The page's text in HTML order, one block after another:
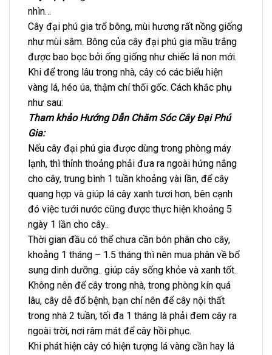
nhìn…
Cây đại phú gia trổ bông, mùi hương rất nồng giống
như mùi sâm. Bông của cây đại phú gia mầu trắng
được bao bọc bởi ống giống như chiếc lá non mới.
Khi để trong lâu trong nhà, cây có các biểu hiện
vàng lá, héo úa, thậm chí thối gốc. Cách khắc phụ
như sau:
Tham khảo Hướng Dẫn Chăm Sóc Cây Đại Phú
Gia:
Nếu cây đại phú gia được dùng trong phòng máy
lạnh, thì thỉnh thoảng phải đưa ra ngoài hứng nắng
cho cây, trung bình 1 tuần khoảng vài lần, để cây
quang hợp và giúp lá cây xanh tươi hơn, bên cạnh
đó việc tưới nước cũng được thực hiện khoảng 5
ngày 1 lần cho cây..
Thời gian đầu có thể chưa cần bón phân cho cây,
khoảng 1 tháng – 1.5 tháng thì nên mua phân về bổ
sung dinh dưỡng.. giúp cây sống khỏe và xanh tốt..
Không nên để cây trong nhà, trong phòng kín quá
lâu, cây dễ đổ bệnh, bạn chỉ nên để cây nội thất
trong nhà 2 tuần, tối đa 1 tháng là phải đem cây ra
ngoài trời, nơi râm mát để cây hồi phục.
Khi phát hiện cây có hiện tượng lá vàng cần hay lá